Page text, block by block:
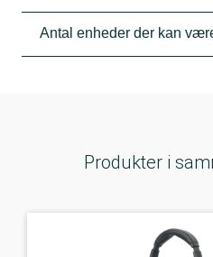
Antal enheder der kan
Produkter i